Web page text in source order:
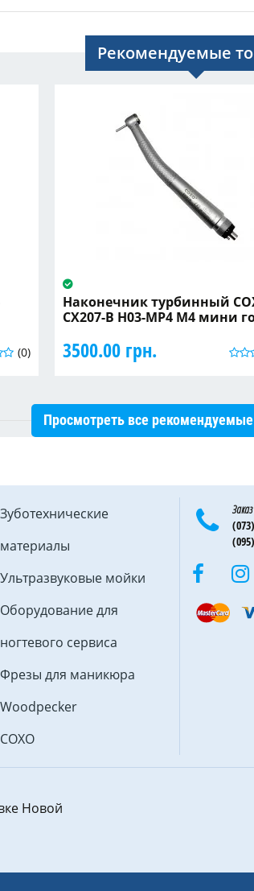
Рекомендуемые
(0)
Наконечник турбинный
CX207-B H03-MP4 M4 мини
3500.00 грн.
Просмотреть все
Зуботехнические
материалы
Ультразвуковые мойки
Оборудование для
ногтевого сервиса
Фрезы для маникюра
Woodpecker
COXO
Новой